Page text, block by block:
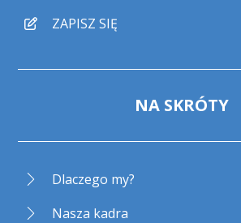
ZAPISZ SIĘ
NA SKRÓTY
Dlaczego my?
Nasza kadra